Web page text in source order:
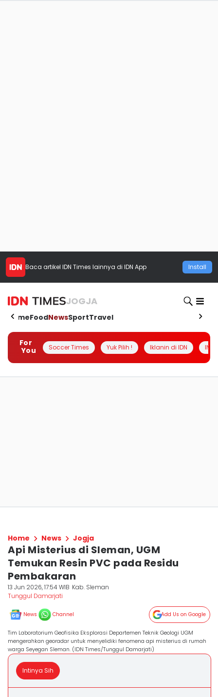
Baca artikel IDN Times lainnya di IDN App Install
JOGJA
HomeFoodNewsSportTravel
For
You
Soccer Times Yuk Pilih ! Iklanin di IDN
Home News Jogja
Api Misterius di Sleman, UGM
Temukan Resin PVC pada Residu
Pembakaran
13 Jun 2026, 17:54 WIB Kab. Sleman
Tunggul Damarjati
News Channel Add Us on Google
Tim Laboratorium Geofisika Eksplorasi Departemen Teknik Geologi UGM
mengerahkan georadar untuk menyelidiki fenomena api misterius di rumah
warga Seyegan Sleman. (IDN Times/Tunggul Damarjati)
Intinya Sih